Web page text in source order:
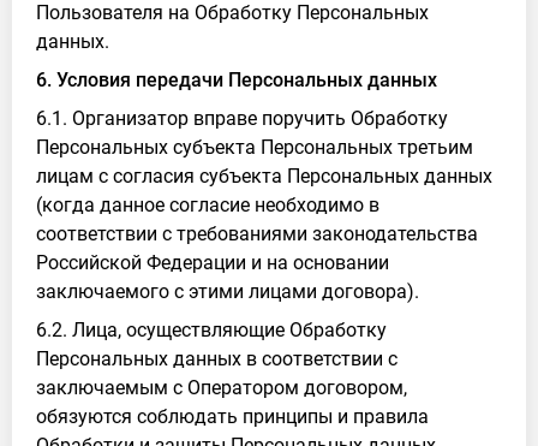
Пользователя на Обработку Персональных
данных.
6. Условия передачи Персональных данных
6.1. Организатор вправе поручить Обработку
Персональных субъекта Персональных третьим
лицам с согласия субъекта Персональных данных
(когда данное согласие необходимо в
соответствии с требованиями законодательства
Российской Федерации и на основании
заключаемого с этими лицами договора).
6.2. Лица, осуществляющие Обработку
Персональных данных в соответствии с
заключаемым с Оператором договором,
обязуются соблюдать принципы и правила